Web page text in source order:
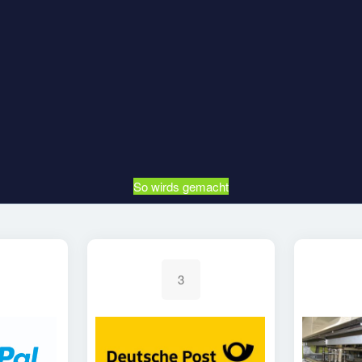
So wirds gemacht
3